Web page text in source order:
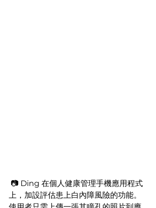
📷 Ding 在個人健康管理手機應用程式
上，加設評估患上白內障風險的功能。